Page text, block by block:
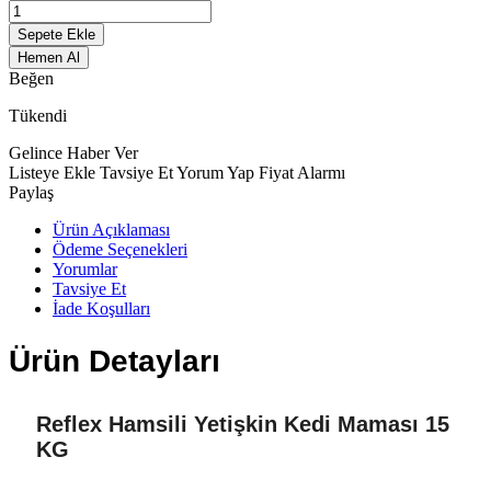
Sepete Ekle
Hemen Al
Beğen
Tükendi
Gelince Haber Ver
Listeye Ekle Tavsiye EtYorum Yap Fiyat Alarmı
Paylaş
Ürün Açıklaması
Ödeme Seçenekleri
Yorumlar
Tavsiye Et
İade Koşulları
Ürün Detayları
Reflex Hamsili Yetişkin Kedi Maması 15
KG